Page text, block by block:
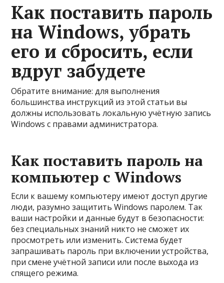
Как поставить пароль
на Windows, убрать
его и сбросить, если
вдруг забудете
Обратите внимание: для выполнения
большинства инструкций из этой статьи вы
должны использовать локальную учётную запись
Windows с правами администратора.
Как поставить пароль на
компьютер с Windows
Если к вашему компьютеру имеют доступ другие
люди, разумно защитить Windows паролем. Так
ваши настройки и данные будут в безопасности:
без специальных знаний никто не сможет их
просмотреть или изменить. Система будет
запрашивать пароль при включении устройства,
при смене учётной записи или после выхода из
спящего режима.